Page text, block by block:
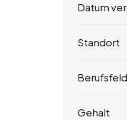
Datum
Standort
Berufsfeld
Gehalt